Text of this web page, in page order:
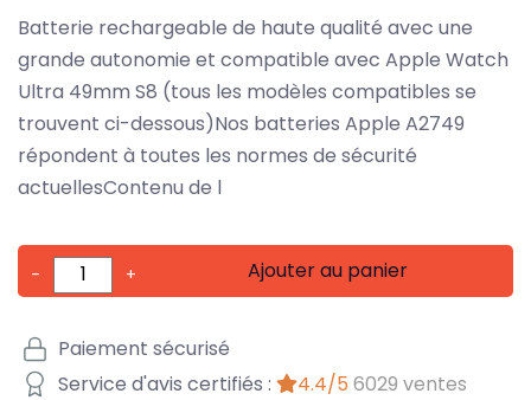
Batterie rechargeable de haute qualité avec une
grande autonomie et compatible avec Apple Watch
Ultra 49mm S8 (tous les modèles compatibles se
trouvent ci-dessous)Nos batteries Apple A2749
répondent à toutes les normes de sécurité
actuellesContenu de l
- + Ajouter au panier
Paiement sécurisé
Service d'avis certifiés :
4.4/5 6029 ventes